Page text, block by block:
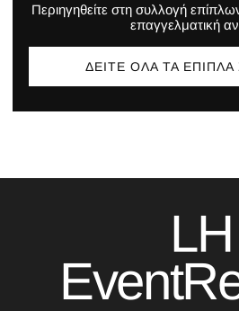
Περιηγηθείτε στη συλλογή
επαγγελματική
ΔΕΊΤΕ ΌΛΑ ΤΑ ΈΠΙΠΛΑ
LH